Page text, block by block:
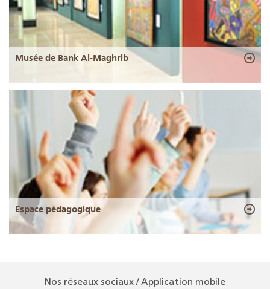
Musée de Bank Al-Maghrib
Espace pédagogique
Nos réseaux sociaux / Application mobile